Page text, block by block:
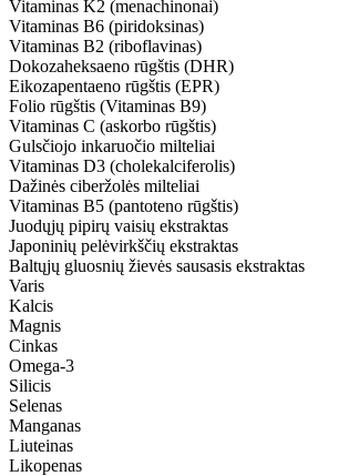
Vitaminas K2 (menachinonai)
Vitaminas B6 (piridoksinas)
Vitaminas B2 (riboflavinas)
Dokozaheksaeno rūgštis (DHR)
Eikozapentaeno rūgštis (EPR)
Folio rūgštis (Vitaminas B9)
Vitaminas C (askorbo rūgštis)
Gulsčiojo inkaruočio milteliai
Vitaminas D3 (cholekalciferolis)
Dažinės ciberžolės milteliai
Vitaminas B5 (pantoteno rūgštis)
Juodųjų pipirų vaisių ekstraktas
Japoninių pelėvirkščių ekstraktas
Baltųjų gluosnių žievės sausasis ekstraktas
Varis
Kalcis
Magnis
Cinkas
Omega-3
Silicis
Selenas
Manganas
Liuteinas
Likopenas